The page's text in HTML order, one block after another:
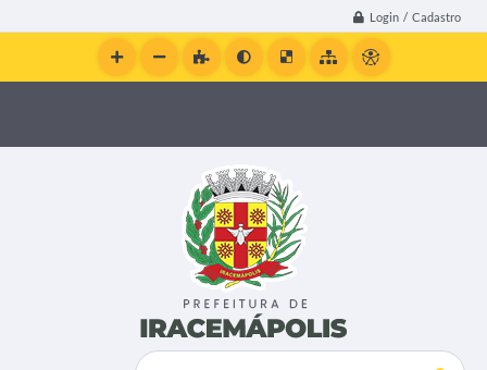
Login / Cadastro